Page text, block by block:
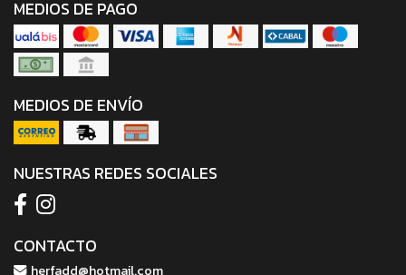
MEDIOS DE PAGO
MEDIOS DE ENVÍO
NUESTRAS REDES SOCIALES
CONTACTO
herfadd@hotmail.com